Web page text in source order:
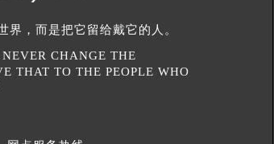
古自治区呼伦贝尔市海拉尔区中央街萧邦售后
古自治区通辽市科尔沁区明仁大街萧邦售后服
蒙古自治区乌海市海勃湾区人民南路萧邦售后服
界，而是把它留给戴它的人。
CHANGE THE
THAT TO THE PEOPLE WHO